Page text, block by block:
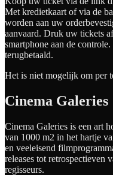
Met kredietkaart of via de
worden aan uw
aanvaard. Druk uw tickets
smartphone aan de
terugbetaald.
Het is niet mogelijk om per
Cinema Galeries
Cinema Galeries is een art
van 1000 m2 in het hartje
en veeleisend
releases tot retrospectieven
regisseurs.